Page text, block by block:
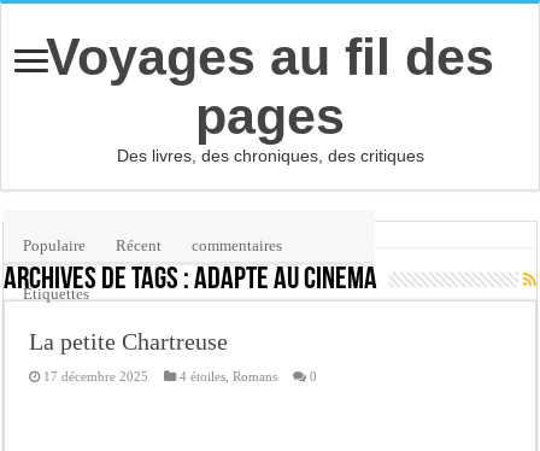
Voyages au fil des
pages
Des livres, des chroniques, des critiques
Archives de tags :adapté au cinéma
La petite Chartreuse
17 décembre 2025 4 étoiles ,Romans 0
Populaire Récent commentaires
Etiquettes